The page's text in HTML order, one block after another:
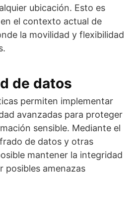
ubicación. Esto es
el contexto actual de
la movilidad y flexibilidad
de datos
permiten implementar
avanzadas para proteger
sensible. Mediante el
de datos y otras
mantener la integridad
posibles amenazas